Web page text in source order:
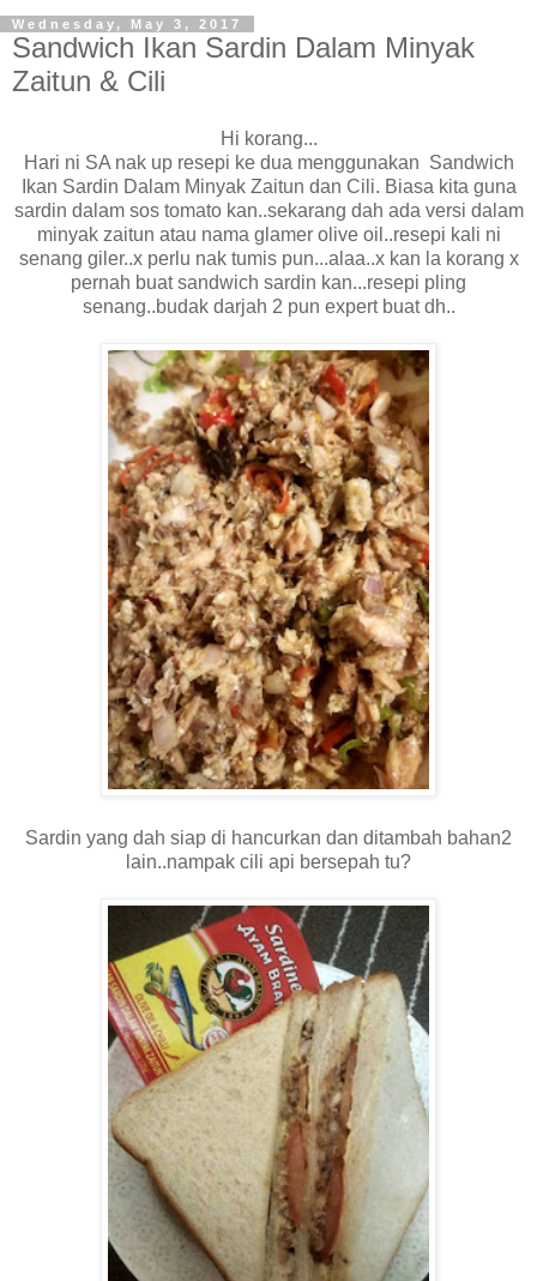
Wednesday, May 3, 2017
Sandwich Ikan Sardin Dalam Minyak
Zaitun & Cili
Hi korang...
Hari ni SA nak up resepi ke dua menggunakan Sandwich
Ikan Sardin Dalam Minyak Zaitun dan Cili. Biasa kita guna
sardin dalam sos tomato kan..sekarang dah ada versi dalam
minyak zaitun atau nama glamer olive oil..resepi kali ni
senang giler..x perlu nak tumis pun...alaa..x kan la korang x
pernah buat sandwich sardin kan...resepi pling
senang..budak darjah 2 pun expert buat dh..
Sardin yang dah siap di hancurkan dan ditambah bahan2
lain..nampak cili api bersepah tu?